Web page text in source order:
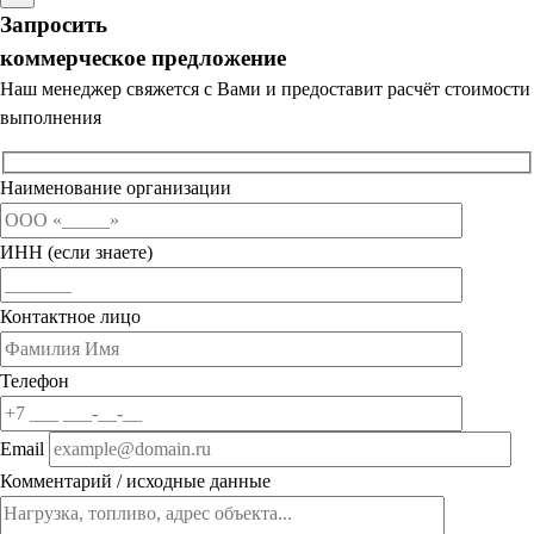
Запросить
коммерческое предложение
Наш менеджер свяжется с Вами и предоставит расчёт стоимости
выполнения
Наименование организации
ИНН (если знаете)
Контактное лицо
Телефон
Email
Комментарий / исходные данные